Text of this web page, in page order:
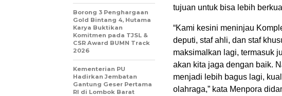
tujuan untuk bisa lebih
“Kami kesini meninjau
deputi, staf ahli, dan staf
maksimalkan lagi, termasuk
akan kita jaga dengan baik.
menjadi lebih bagus lagi,
olahraga,” kata Menpora
Borong 3 Penghargaan
Gold Bintang 4, Hutama
Karya Buktikan
Komitmen pada TJSL &
CSR Award BUMN Track
2026
Kementerian PU
Hadirkan Jembatan
Gantung Geser Pertama
RI di Lombok Barat